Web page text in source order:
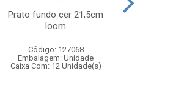
Prato fundo cer 21,5cm
loom
Código: 127068
Embalagem: Unidade
Caixa Com: 12 Unidade(s)